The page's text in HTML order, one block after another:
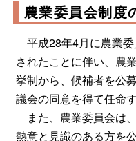
農業委員会制度
平成28年4月に農業
されたことに伴い、農
挙制から、候補者を公
議会の同意を得て任命
また、農業委員会は
熱意と見識のある方を